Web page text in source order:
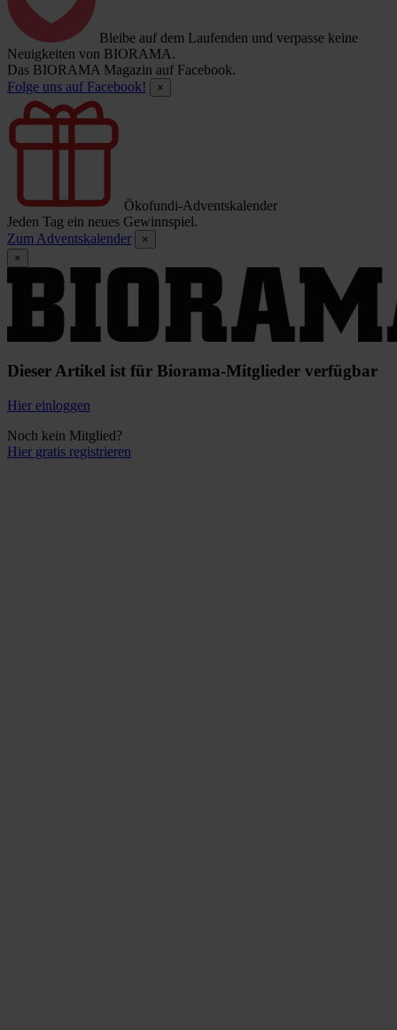
Bleibe auf dem Laufenden und verpasse keine
Neuigkeiten von BIORAMA.
Das BIORAMA Magazin auf Facebook.
Folge uns auf Facebook!
×
Ökofundi-Adventskalender
Jeden Tag ein neues Gewinnspiel.
Zum Adventskalender
×
×
Dieser Artikel ist für Biorama-Mitglieder verfügbar
Hier einloggen
Noch kein Mitglied?
Hier gratis registrieren